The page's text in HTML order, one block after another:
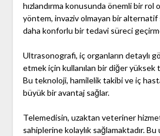
hızlandırma konusunda önemli bir rol
yöntem, invaziv olmayan bir alternatif
daha konforlu bir tedavi süreci
Ultrasonografi, iç organların detaylı
etmek için kullanılan bir diğer
Bu teknoloji, hamilelik takibi ve iç
büyük bir avantaj sağlar.
Telemedisin, uzaktan veteriner
sahiplerine kolaylık sağlamaktadır. Bu